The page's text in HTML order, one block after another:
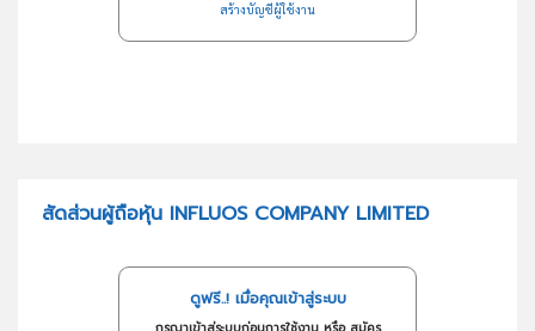
สร้างบัญชีผู้ใช้งาน
สัดส่วนผู้ถือหุ้น INFLUOS COMPANY LIMITED
ดูฟรี..! เมื่อคุณเข้าสู่ระบบ